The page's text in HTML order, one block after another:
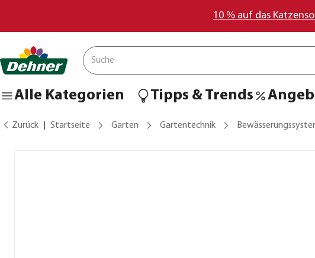
10 % auf das
Alle Kategorien Tipps & Trends
Zurück Startseite Garten Gartentechnik